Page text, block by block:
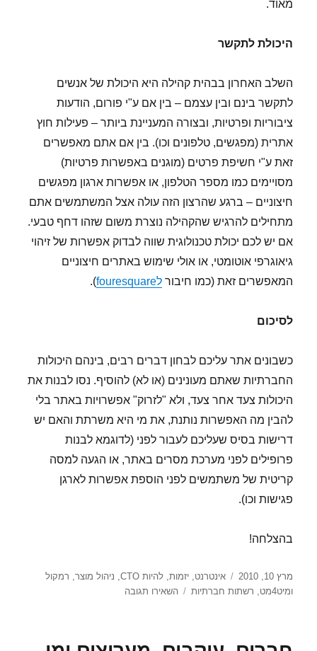
מאוד.
היכולת לתקשר
השלב האחרון בבהית קהילה היא היכולת של אנשים
לתקשר בינם ובין עצמם – בין אם ע"י פורום, הודעות
ציבוריות ופרטיות, ובצורה המעניינת ביותר – פעילות חוץ
אתרית (מפגשים, טלפונים וכו). בין אם אתם מאפשרים
זאת ע"י חשיפת פרטים (מוגנים באפשרות פרטיות)
מסויימים כמו מספר הטלפון, או אפשרות ארגון מפגשים
חיצוניים – ברגע שהרצון הזה עולה אצל המשתמשים אתם
מתחילים להרגיש שהקהילה נוצרת משום שזהו דחף טבעי.
אם יש לכם יכולת טכנולוגית שווה לבדוק אפשרות של זיהוי
גיאוגרפי אוטומטי, או אולי שימוש באתרים חיצוניים
המאפשרים זאת (כמו חיבורלfouresquare ).
לסיכום
כשבונים אתר עליכם לבחון דברים רבים, בינהם היכולות
החברתיות שאתם מעונינים (או לא) להוסיף. נסו לבנות את
היכולות צעד אחר צעד, ולא "לזרוק" אפשרויות באתר בלי
להבין מה האפשרות נותנת, את מי היא משרתת והאם יש
דרישות בסיס שעליכם לעבור לפני (לדוגמא לבנות
פרופילים לפני מערכת מסרים באתר, או הגעה למסה
קריטית של משתמשים לפני הוספת אפשרות לארגן
פגישות וכו).
בהצלחה!
פורסם
בתאריך
מרץ 10, 2010 קטגוריות
אינטרנט,יזמות,להיות CTO , ניהול מוצר, רמקול
ומיט4מט
, רשתות חברתיות השאירו תגובה